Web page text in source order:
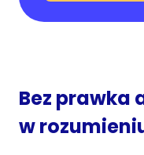
Bez prawka
w